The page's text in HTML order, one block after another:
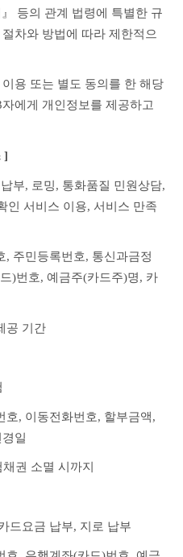
등의 관계 법령에 특별한 규
차와 방법에 따라 제한적으
용 또는 별도 동의를 한 해당
에게 개인정보를 제공하고
]
부, 로밍, 통화품질 민원상담,
인 서비스 이용, 서비스 만족
주민등록번호, 통신과금정
)번호, 예금주(카드주)명, 카
공 기간
, 이동전화번호, 할부금액,
일
권 소멸 시까지
드요금 납부, 지로 납부